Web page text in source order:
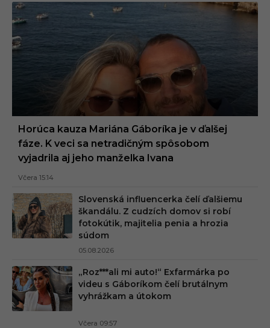
Horúca kauza Mariána Gáboríka je v ďalšej
fáze. K veci sa netradičným spôsobom
vyjadrila aj jeho manželka Ivana
Včera 15:14
Slovenská influencerka čelí ďalšiemu
škandálu. Z cudzích domov si robí
fotokútik, majitelia penia a hrozia
súdom
05.08.2026
„Roz***ali mi auto!“ Exfarmárka po
videu s Gáboríkom čelí brutálnym
vyhrážkam a útokom
Včera 09:57